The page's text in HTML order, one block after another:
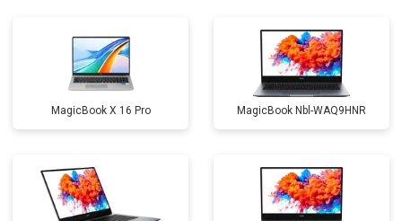
MagicBook X 16 Pro MagicBook Nbl-WAQ9HNR